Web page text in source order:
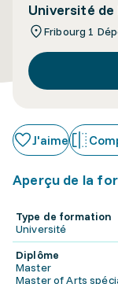
Université de
Fribourg 1
J'aime
Aperçu de la
Type de formation
Université
Diplôme
Master
Master of Arts